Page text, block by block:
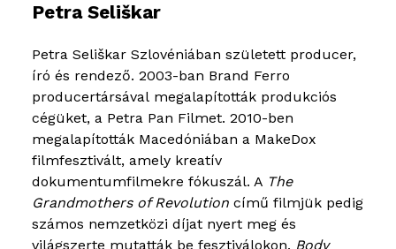
Petra Seliškar
Petra Seliškar Szlovéniában született producer,
író és rendező. 2003-ban Brand Ferro
producertársával megalapították produkciós
cégüket, a Petra Pan Filmet. 2010-ben
megalapították Macedóniában a MakeDox
filmfesztivált, amely kreatív
dokumentumfilmekre fókuszál. A The
Grandmothers of Revolution című filmjük pedig
számos nemzetközi díjat nyert meg és
világszerte mutatták be fesztiválokon. Body